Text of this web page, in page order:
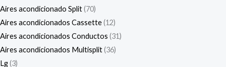
Aires acondicionado Split 70
Aires acondicionados Cassette 12
Aires acondicionados Conductos 31
Aires acondicionados Multisplit 36
Lg 3